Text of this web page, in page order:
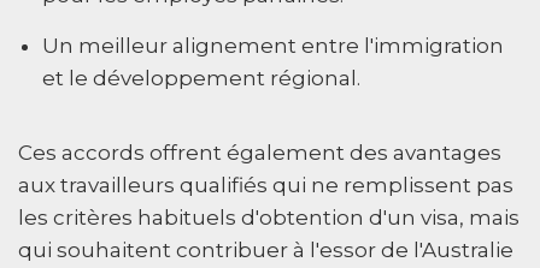
Un meilleur alignement entre l'immigration
et le développement régional.
Ces accords offrent également des avantages
aux travailleurs qualifiés qui ne remplissent pas
les critères habituels d'obtention d'un visa, mais
qui souhaitent contribuer à l'essor de l'Australie